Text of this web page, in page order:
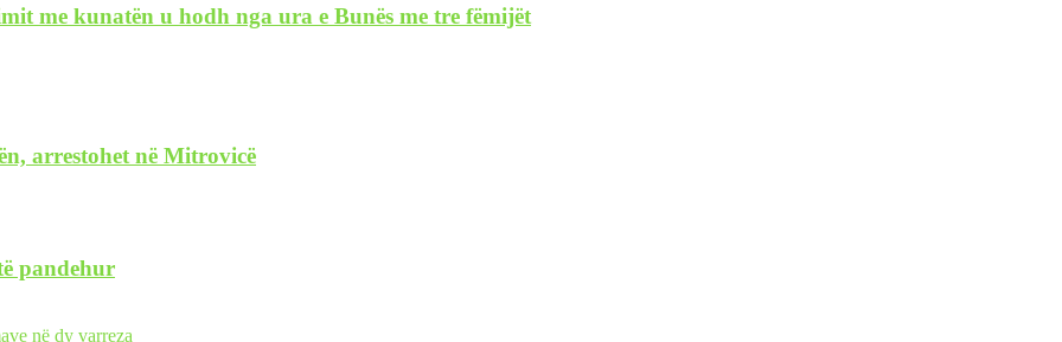
me kunatën u hodh nga ura e Bunës me tre fëmijët
arrestohet në Mitrovicë
pandehur